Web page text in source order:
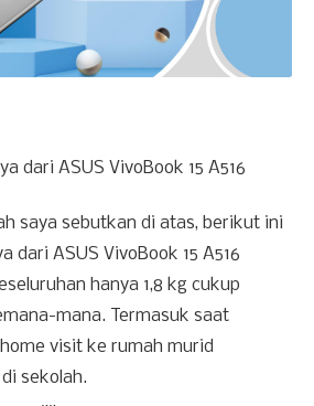
dari ASUS VivoBook 15 A516
saya sebutkan di atas, berikut ini
dari ASUS VivoBook 15 A516
hanya 1,8 kg cukup
mana. Termasuk saat
visit ke rumah murid
sekolah.